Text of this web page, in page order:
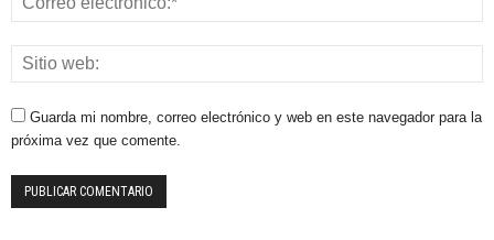
Guarda mi nombre, correo electrónico y web en este navegador para la
próxima vez que comente.